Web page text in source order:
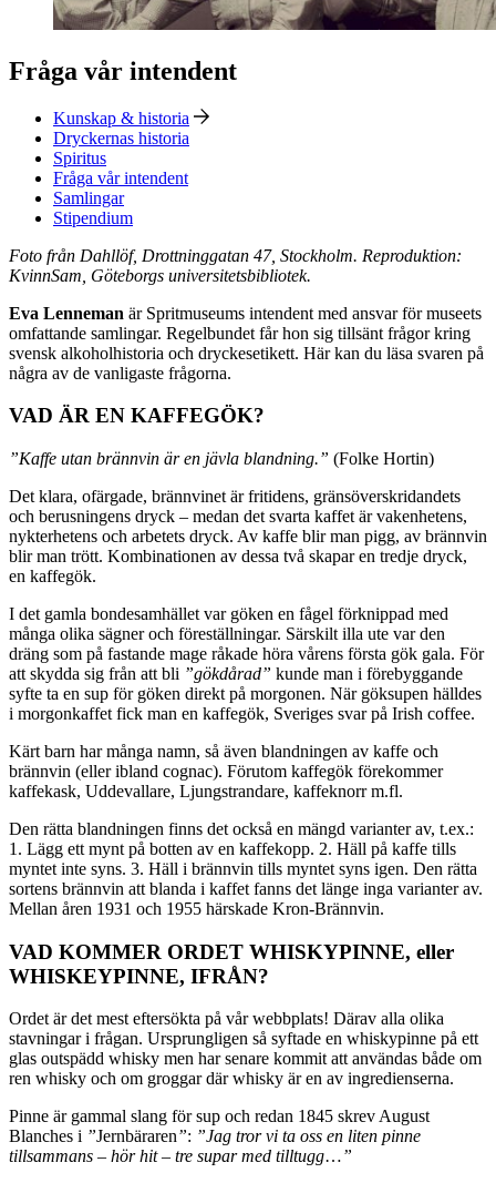
Fråga vår intendent
Kunskap & historia
Dryckernas historia
Spiritus
Fråga vår intendent
Samlingar
Stipendium
Foto från Dahllöf, Drottninggatan 47, Stockholm. Reproduktion:
KvinnSam, Göteborgs universitetsbibliotek.
Eva Lenneman är Spritmuseums intendent med ansvar för museets
omfattande samlingar. Regelbundet får hon sig tillsänt frågor kring
svensk alkoholhistoria och dryckesetikett. Här kan du läsa svaren på
några av de vanligaste frågorna.
VAD ÄR EN KAFFEGÖK?
”Kaffe utan brännvin är en jävla blandning.” (Folke Hortin)
Det klara, ofärgade, brännvinet är fritidens, gränsöverskridandets
och berusningens dryck – medan det svarta kaffet är vakenhetens,
nykterhetens och arbetets dryck. Av kaffe blir man pigg, av brännvin
blir man trött. Kombinationen av dessa två skapar en tredje dryck,
en kaffegök.
I det gamla bondesamhället var göken en fågel förknippad med
många olika sägner och föreställningar. Särskilt illa ute var den
dräng som på fastande mage råkade höra vårens första gök gala. För
att skydda sig från att bli ”gökdårad” kunde man i förebyggande
syfte ta en sup för göken direkt på morgonen. När göksupen hälldes
i morgonkaffet fick man en kaffegök, Sveriges svar på Irish coffee.
Kärt barn har många namn, så även blandningen av kaffe och
brännvin (eller ibland cognac). Förutom kaffegök förekommer
kaffekask, Uddevallare, Ljungstrandare, kaffeknorr m.fl.
Den rätta blandningen finns det också en mängd varianter av, t.ex.:
1. Lägg ett mynt på botten av en kaffekopp. 2. Häll på kaffe tills
myntet inte syns. 3. Häll i brännvin tills myntet syns igen. Den rätta
sortens brännvin att blanda i kaffet fanns det länge inga varianter av.
Mellan åren 1931 och 1955 härskade Kron-Brännvin.
VAD KOMMER ORDET WHISKYPINNE, eller
WHISKEYPINNE, IFRÅN?
Ordet är det mest eftersökta på vår webbplats! Därav alla olika
stavningar i frågan. Ursprungligen så syftade en whiskypinne på ett
glas outspädd whisky men har senare kommit att användas både om
ren whisky och om groggar där whisky är en av ingredienserna.
Pinne är gammal slang för sup och redan 1845 skrev August
Blanches i ”Jernbäraren”: ”Jag tror vi ta oss en liten pinne
tillsammans – hör hit – tre supar med tilltugg…”